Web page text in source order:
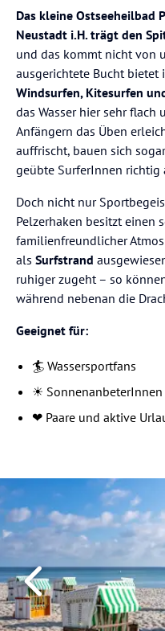
Das kleine Ostseeheilbad
Neustadt i.H. trägt den
und das kommt nicht von
ausgerichtete Bucht bietet
Windsurfen, Kitesurfen
das Wasser hier sehr flach
Anfängern das Üben
auffrischt, bauen sich
geübte SurferInnen richtig
Doch nicht nur
Pelzerhaken besitzt einen
familienfreundlicher
als Surfstrand
ruhiger zugeht – so
während nebenan die
Geeignet für:
🏄 Wassersportfans
☀️ SonnenanbeterInnen
❤️ Paare und aktive